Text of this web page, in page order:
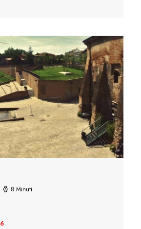
8 Minuti